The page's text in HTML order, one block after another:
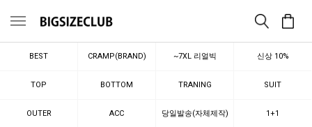
메뉴
BEST CRAMP(BRAND) ~7XL 리얼빅 신상 10%
TOP BOTTOM TRANING SUIT
OUTER ACC 당일발송(자체제작) 1+1